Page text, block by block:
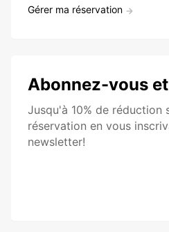
Gérer ma réservation
Abonnez-vous
Jusqu'à 10% de réduction
réservation en vous
newsletter!